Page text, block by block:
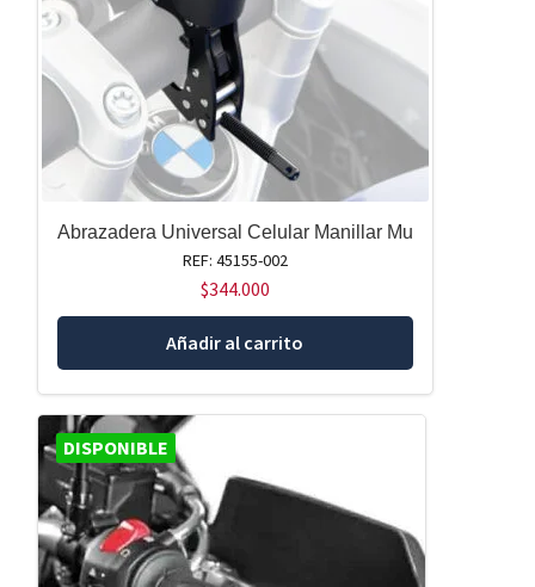
Abrazadera Universal Celular Manillar Mu
REF: 45155-002
$344.000
Añadir al carrito
DISPONIBLE